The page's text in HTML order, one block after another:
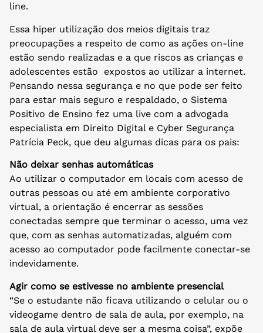
line.
Essa hiper utilização dos meios digitais traz
preocupações a respeito de como as ações on-line
estão sendo realizadas e a que riscos as crianças e
adolescentes estão expostos ao utilizar a internet.
Pensando nessa segurança e no que pode ser feito
para estar mais seguro e respaldado, o Sistema
Positivo de Ensino fez uma live com a advogada
especialista em Direito Digital e Cyber Segurança
Patrícia Peck, que deu algumas dicas para os pais:
Não deixar senhas automáticas
Ao utilizar o computador em locais com acesso de
outras pessoas ou até em ambiente corporativo
virtual, a orientação é encerrar as sessões
conectadas sempre que terminar o acesso, uma vez
que, com as senhas automatizadas, alguém com
acesso ao computador pode facilmente conectar-se
indevidamente.
Agir como se estivesse no ambiente presencial
“Se o estudante não ficava utilizando o celular ou o
videogame dentro de sala de aula, por exemplo, na
sala de aula virtual deve ser a mesma coisa”, expõe